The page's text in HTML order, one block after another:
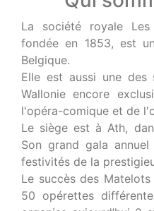
La société royale
fondée en 1853, est
Belgique.
Elle est aussi une des
Wallonie encore
l'opéra-comique et de
Le siège est à Ath,
Son grand gala
festivités de la
Le succès des
50 opérettes